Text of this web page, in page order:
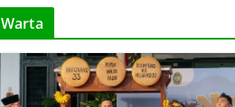
Warta